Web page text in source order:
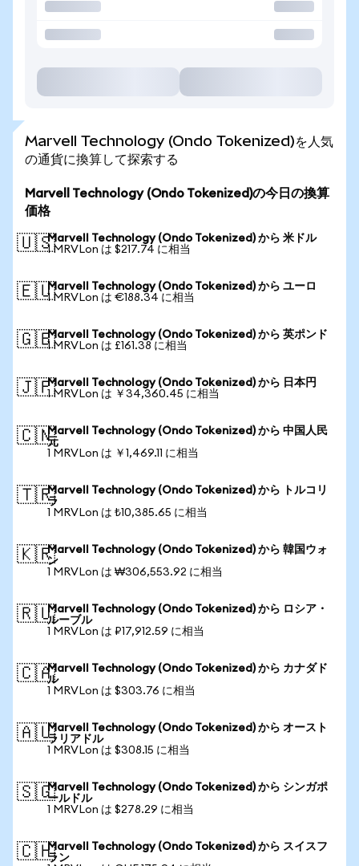
Marvell Technology (Ondo Tokenized)を人気
の通貨に換算して探索する
Marvell Technology (Ondo Tokenized)の今日の換算
価格
🇺🇸Marvell Technology (Ondo Tokenized) から 米ドル
1 MRVLon は $217.74 に相当
🇪🇺Marvell Technology (Ondo Tokenized) から ユーロ
1 MRVLon は €188.34 に相当
🇬🇧Marvell Technology (Ondo Tokenized) から 英ポンド
1 MRVLon は £161.38 に相当
🇯🇵Marvell Technology (Ondo Tokenized) から 日本円
1 MRVLon は ￥34,360.45 に相当
🇨🇳Marvell Technology (Ondo Tokenized) から 中国人民
元
1 MRVLon は ￥1,469.11 に相当
🇹🇷Marvell Technology (Ondo Tokenized) から トルコリ
ラ
1 MRVLon は ₺10,385.65 に相当
🇰🇷Marvell Technology (Ondo Tokenized) から 韓国ウォ
ン
1 MRVLon は ₩306,553.92 に相当
🇷🇺Marvell Technology (Ondo Tokenized) から ロシア・
ルーブル
1 MRVLon は ₽17,912.59 に相当
🇨🇦Marvell Technology (Ondo Tokenized) から カナダド
ル
1 MRVLon は $303.76 に相当
🇦🇺Marvell Technology (Ondo Tokenized) から オースト
ラリアドル
1 MRVLon は $308.15 に相当
🇸🇬Marvell Technology (Ondo Tokenized) から シンガポ
ールドル
1 MRVLon は $278.29 に相当
🇨🇭Marvell Technology (Ondo Tokenized) から スイスフ
ラン